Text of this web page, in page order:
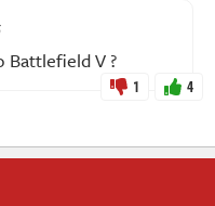
Battlefield V ?
1 4